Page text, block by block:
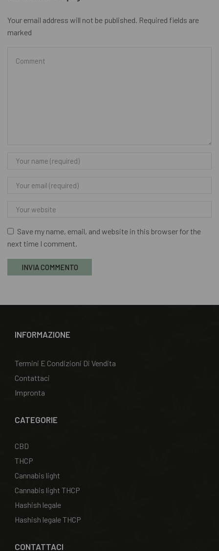
Your email address will not be published. Required fields are
marked
Save my name, email, and website in this browser for the
next time I comment.
INFORMAZIONE
Termini E Condizioni Di Vendita
Contattaci
Impronta
CATEGORIE
CBD
THCP
Cannabis light
Cannabis light THCP
Hashish legale
Hashish legale THCP
CONTATTACI